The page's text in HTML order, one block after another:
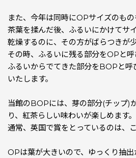
また、今年は同時にOPサイズのもの
茶葉を揉んだ後、ふるいにかけてサ
乾燥するのに、その方がばらつきが
その時、ふるいに残る部分をOPと呼
ふるいからでてきた部分をBOPと呼
いたします。
当館のBOPには、芽の部分(チップ)
り、紅茶らしい味わいが楽しめます。
通常、英国で賞をとっているのは、
OPは葉が大きいので、ゆっくり抽